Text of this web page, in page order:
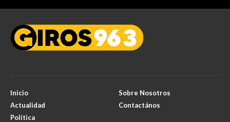
Inicio
Actualidad
Política
Sobre Nosotros
Contactános